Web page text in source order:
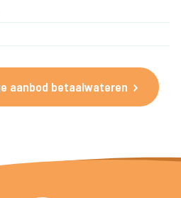
aanbod betaalwateren